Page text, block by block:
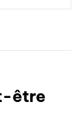
être